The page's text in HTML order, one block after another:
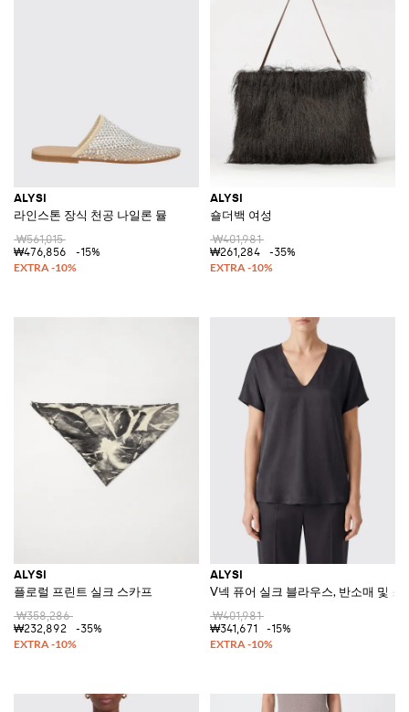
ALYSI
라인스톤 장식 천공 나일론 뮬
₩561,015
₩476,856
-15%
ALYSI
숄더백 여성
₩401,981
₩261,284
-35%
ALYSI
플로럴 프린트 실크 스카프
₩358,286
₩232,892
-35%
ALYSI
V넥 퓨어 실크 블라우스, 반소매 및 스
₩401,981
₩341,671
-15%